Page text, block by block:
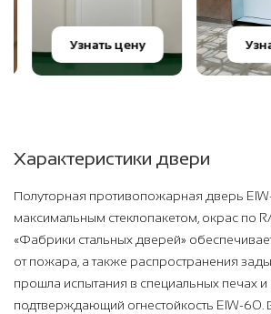
Узнать цену
Характеристики двери
Полуторная противопожарная дверь
максимальным стеклопакетом, окрас по
«Фабрики стальных дверей»
от пожара, а также распространения
прошла испытания в специальных печах и
подтверждающий огнестойкость EIW-60.